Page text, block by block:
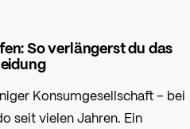
So verlängerst du das
Konsumgesellschaft – bei
seit vielen Jahren. Ein